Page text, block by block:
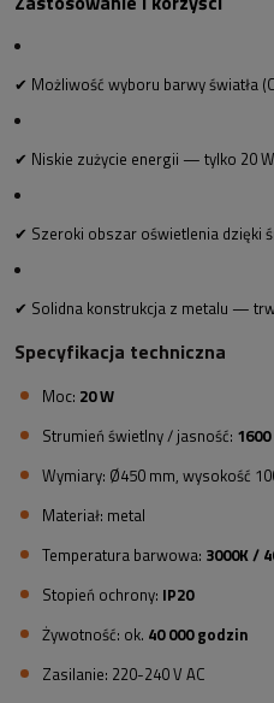
✔ Możliwość wyboru barwy światła
✔ Niskie zużycie energii — tylko 20 W
✔ Szeroki obszar oświetlenia dzięki
✔ Solidna konstrukcja z metalu —
Specyfikacja techniczna
Moc: 20 W
Strumień świetlny / jasność:
Wymiary: Ø450 mm, wysokość
Materiał: metal
Temperatura barwowa: 3000K /
Stopień ochrony: IP20
Żywotność: ok. 40 000 godzin
Zasilanie: 220-240 V AC